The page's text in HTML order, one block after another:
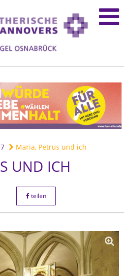
Maria, Petrus und ich
UND ICH
teilen